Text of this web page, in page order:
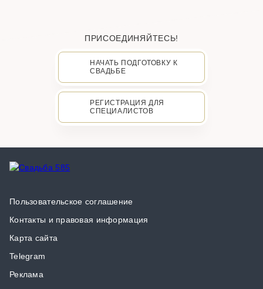
ПРИСОЕДИНЯЙТЕСЬ!
НАЧАТЬ ПОДГОТОВКУ К
СВАДЬБЕ
РЕГИСТРАЦИЯ ДЛЯ
СПЕЦИАЛИСТОВ
Пользовательское соглашение
Контакты и правовая информация
Карта сайта
Telegram
Реклама